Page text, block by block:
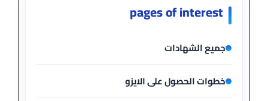
pages of interest
جميع الشهادات
خطوات الحصول على الايزو